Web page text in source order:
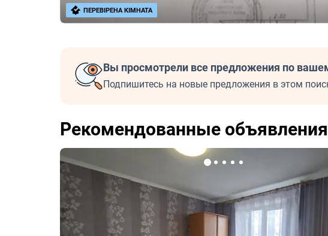
ПЕРЕВІРЕНА КІМНАТА
Вы просмотрели все предложения по
Подпишитесь на новые предложения в этом
Рекомендованные объявления